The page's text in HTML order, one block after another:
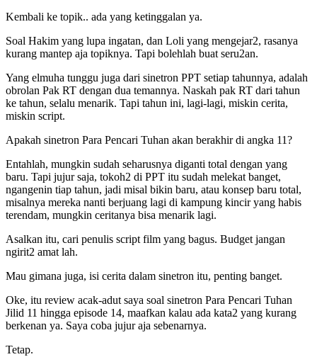
Kembali ke topik.. ada yang ketinggalan ya.
Soal Hakim yang lupa ingatan, dan Loli yang mengejar2, rasanya
kurang mantep aja topiknya. Tapi bolehlah buat seru2an.
Yang elmuha tunggu juga dari sinetron PPT setiap tahunnya, adalah
obrolan Pak RT dengan dua temannya. Naskah pak RT dari tahun
ke tahun, selalu menarik. Tapi tahun ini, lagi-lagi, miskin cerita,
miskin script.
Apakah sinetron Para Pencari Tuhan akan berakhir di angka 11?
Entahlah, mungkin sudah seharusnya diganti total dengan yang
baru. Tapi jujur saja, tokoh2 di PPT itu sudah melekat banget,
ngangenin tiap tahun, jadi misal bikin baru, atau konsep baru total,
misalnya mereka nanti berjuang lagi di kampung kincir yang habis
terendam, mungkin ceritanya bisa menarik lagi.
Asalkan itu, cari penulis script film yang bagus. Budget jangan
ngirit2 amat lah.
Mau gimana juga, isi cerita dalam sinetron itu, penting banget.
Oke, itu review acak-adut saya soal sinetron Para Pencari Tuhan
Jilid 11 hingga episode 14, maafkan kalau ada kata2 yang kurang
berkenan ya. Saya coba jujur aja sebenarnya.
Tetap.